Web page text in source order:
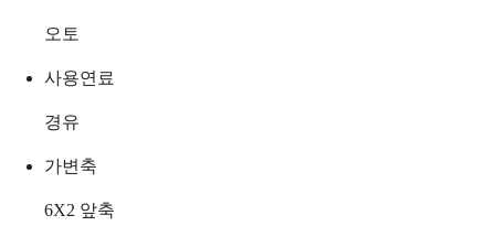
오토
사용연료
경유
가변축
6X2 앞축